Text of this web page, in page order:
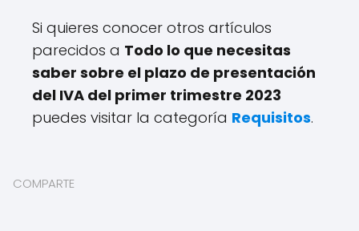
Si quieres conocer otros artículos
parecidos a Todo lo que necesitas
saber sobre el plazo de presentación
del IVA del primer trimestre 2023
puedes visitar la categoría Requisitos.
COMPARTE